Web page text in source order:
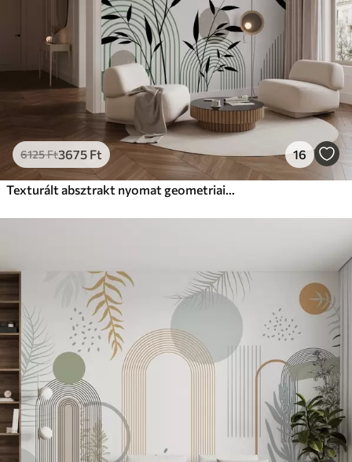
/m²
Prémium vinil
18208 Ft/m²
Peel and Stick
2266613600Ft/m²
6125Ft3675 Ft 16